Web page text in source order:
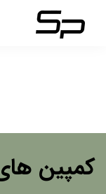
کمپین های